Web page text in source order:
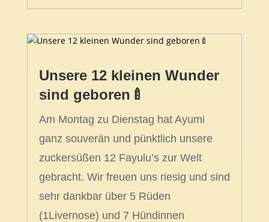
Unsere 12 kleinen Wunder
sind geboren🍼
Am Montag zu Dienstag hat Ayumi
ganz souverän und pünktlich unsere
zuckersüßen 12 Fayulu’s zur Welt
gebracht. Wir freuen uns riesig und sind
sehr dankbar über 5 Rüden
(1Livernose) und 7 Hündinnen